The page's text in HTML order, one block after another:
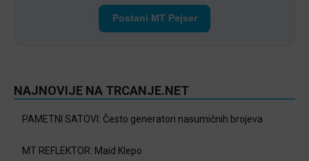
Postani MT Pejser
NAJNOVIJE NA TRCANJE.NET
PAMETNI SATOVI: Često generatori nasumičnih brojeva
MT REFLEKTOR: Maid Klepo